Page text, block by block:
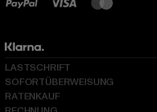
LASTSCHRIFT
SOFORTÜBERWEISUNG
RATENKAUF